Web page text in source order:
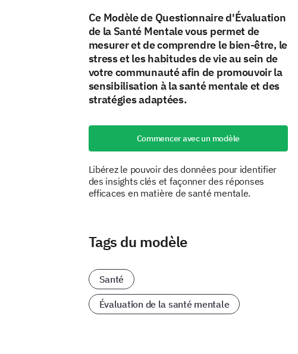
Ce Modèle de Questionnaire d'Évaluation
de la Santé Mentale vous permet de
mesurer et de comprendre le bien-être, le
stress et les habitudes de vie au sein de
votre communauté afin de promouvoir la
sensibilisation à la santé mentale et des
stratégies adaptées.
Commencer avec un modèle
Libérez le pouvoir des données pour identifier
des insights clés et façonner des réponses
efficaces en matière de santé mentale.
Tags du modèle
Santé
Évaluation de la santé mentale